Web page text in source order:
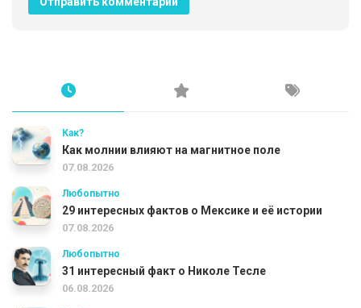
Как?
Как молнии влияют на магнитное поле
07.08.2026
Любопытно
29 интересных фактов о Мексике и её истории
07.08.2026
Любопытно
31 интересный факт о Николе Тесле
06.08.2026